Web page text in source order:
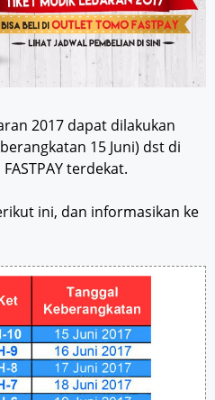
2017 dapat dilakukan
15 Juni) dst di
terdekat.
ini, dan informasikan ke